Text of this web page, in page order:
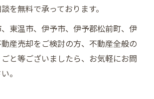
を無料で承っております。
東温市、伊予市、伊予郡松前町、伊
産売却をご検討の方、不動産全般の
と等ございましたら、お気軽にお問
。